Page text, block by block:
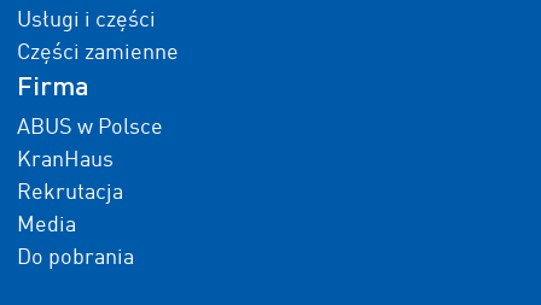
Usługi i części
Części zamienne
Firma
ABUS w Polsce
KranHaus
Rekrutacja
Media
Do pobrania